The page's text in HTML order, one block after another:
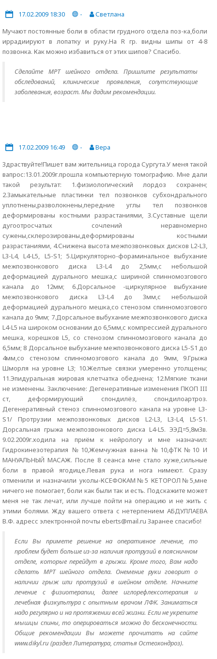
17.02.2009 18:30 -
Светлана
Мучают постоянные боли в области грудного отдела поз-ка,боли
иррадиируют в лопатку и руку.На R гр. видны шипы от 4-8
позвонка. Как можно избавиться от этих шипов? Спасибо.
Сделайте МРТ шейного отдела. Пришлите результаты
обследований, клинические проявления, сопутствующие
заболевания, возраст. Мы дадим рекомендации.
17.02.2009 16:49 -
Вера
Здраствуйте!Пишет вам жительница города Сургута.У меня такой
вапрос:13.01.2009г.прошла компьютерную томографию. Мне дали
такой результат: 1.физиологический лордоз сохранен;
2.Замыкательные пластинки тел позвонков субхондрального
уплотнены,разволокнены,передние углы тел позвонков
деформированы костными разрастаниями, 3.Суставные щели
дугоотросчатых сочлений неравномерно
сужены,склерозированы,деформированы костными
разрастаниями, 4.Снижена высота межпозвонковых дисков L2-L3,
L3-L4, L4-L5, L5-S1; 5.Циркуляторно-фораминальное выбухание
межпозвонкового диска L3-L4 до 2,5мм,с небольшой
деформацией дурального мешка,с шириной спинномозгового
канала до 12мм; 6.Дорсальное -циркулярное выбухание
межпозвонкового диска L3-L4 до 3мм,с небольшой
деформацией дурального мешка,со стенозом спинномозгового
канала до 9мм; 7.Дорсальное выбухание межпозвонкового диска
L4-L5 на широком основании до 6,5мм,с компрессией дурального
мешка, корешков L5, со стенозом спинномозгового канала до
6,5мм; 8 Дорсальное выбухание межпозвонкового диска L5-S1 до
4мм,со стенозом спинномозгового канала до 9мм, 9.Грыжа
Шморля на уровне L3; 10.Желтые связки умеренно утолщены;
11.Эпидуральная жировая клетчатка обеднена; 12.Мягкие ткани
не изменены. Заключение: Дегенеративные изменения ПКОП III
ст, деформирующий спондилёз, спондилоартроз.
Дегенеративный стеноз спинномозгового канала на уровне L3-
S1/ Протрузии межпозвонковых дисков L2-L3, L3-L4, L5-S1.
Дорсальная грыжа межпозвонкового диска L4-L5. ЭЭД=5,8мЗв.
9.02.2009г.ходила на приём к нейрологу и мне назначил:
Гидрокинезотерапия №10,Жемчужная ванна №10,фТК№10 И
МАНУАЛЬНЫЙ МАСАЖ. После 8 сеанса мне стало хуже,сильные
боли в правой ягодице.Левая рука и нога нимеют. Сразу
отменили и назначили уколы-КСЕФОКАМ№5 КЕТОРОЛ№5,мне
ничего не помогает, боли как были так и есть. Подскажите может
меня не так лечат, или лучше пойти на операцию и не жить с
этими болями. Жду вашего ответа с нетерпением АБДУЛЛАЕВА
В.Ф. адресс электронной почты eberts@mail.ru Заранее спасибо!
Если Вы примете решение на оперативное лечение, то
проблем будет больше из-за наличия протрузий в поясничном
отделе, которые перейдут в грыжи. Кроме того, Вам надо
сделать МРТ шейного отдела. Онемение руки говорит о
наличии грыж или протрузий в шейном отделе. Начните
лечение с физиотерапии, далее иглорефлексотерапия и
лечебная физкультура с опытным врачом ЛФК. Заниматься
надо регулярно и на протяжении всей жизни. Если не укрепите
мышцы спины, то оперироваться можно до бесконечности.
Общие рекомендации Вы можете прочитать на сайте
www.dikyl.ru (раздел Литература, статья Остеохондроз).